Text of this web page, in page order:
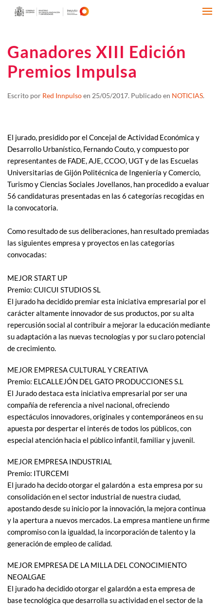
Ganadores XIII Edición
Premios Impulsa
Escrito por Red Innpulsoen 25/05/2017. Publicado en NOTICIAS.
El jurado, presidido por el Concejal de Actividad Económica y
Desarrollo Urbanístico, Fernando Couto, y compuesto por
representantes de FADE, AJE, CCOO, UGT y de las Escuelas
Universitarias de Gijón Politécnica de Ingeniería y Comercio,
Turismo y Ciencias Sociales Jovellanos, han procedido a evaluar
56 candidaturas presentadas en las 6 categorías recogidas en
la convocatoria.
Como resultado de sus deliberaciones, han resultado premiadas
las siguientes empresa y proyectos en las categorías
convocadas:
MEJOR START UP
Premio: CUICUI STUDIOS SL
El jurado ha decidido premiar esta iniciativa empresarial por el
carácter altamente innovador de sus productos, por su alta
repercusión social al contribuir a mejorar la educación mediante
su adaptación a las nuevas tecnologías y por su claro potencial
de crecimiento.
MEJOR EMPRESA CULTURAL Y CREATIVA
Premio: ELCALLEJÓN DEL GATO PRODUCCIONES S.L
El Jurado destaca esta iniciativa empresarial por ser una
compañía de referencia a nivel nacional, ofreciendo
espectáculos innovadores, originales y contemporáneos en su
apuesta por despertar el interés de todos los públicos, con
especial atención hacia el público infantil, familiar y juvenil.
MEJOR EMPRESA INDUSTRIAL
Premio: ITURCEMI
El jurado ha decido otorgar el galardón a esta empresa por su
consolidación en el sector industrial de nuestra ciudad,
apostando desde su inicio por la innovación, la mejora continua
y la apertura a nuevos mercados. La empresa mantiene un firme
compromiso con la igualdad, la incorporación de talento y la
generación de empleo de calidad.
MEJOR EMPRESA DE LA MILLA DEL CONOCIMIENTO
NEOALGAE
El jurado ha decidido otorgar el galardón a esta empresa de
base tecnológica que desarrolla su actividad en el sector de la